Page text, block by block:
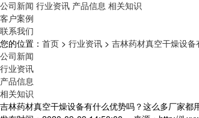
公司新闻 行业资讯 产品信息 相关知识
客户案例
联系我们
您的位置： 首页 > 行业资讯 > 吉林药材真空干燥设
公司新闻
行业资讯
产品信息
相关知识
吉林药材真空干燥设备有什么优势吗？这么多厂家都